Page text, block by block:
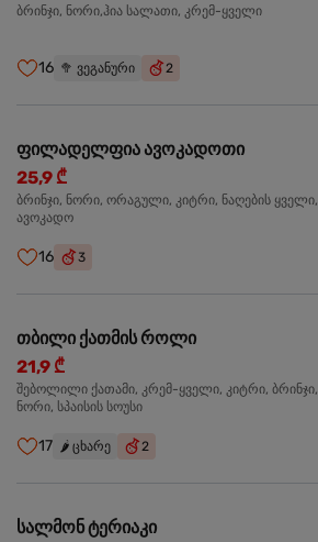
ბრინჯი, ნორი,ჰია სალათი, კრემ-ყველი
16 🥦 ვეგანური 2
ფილადელფია ავოკადოთი
25,9 ₾
ბრინჯი, ნორი, ორაგული, კიტრი, ნაღების ყველი,
ავოკადო
16 3
თბილი ქათმის როლი
21,9 ₾
შებოლილი ქათამი, კრემ-ყველი, კიტრი, ბრინჯი,
ნორი, სპაისის სოუსი
17 🌶️ ცხარე 2
სალმონ ტერიაკი